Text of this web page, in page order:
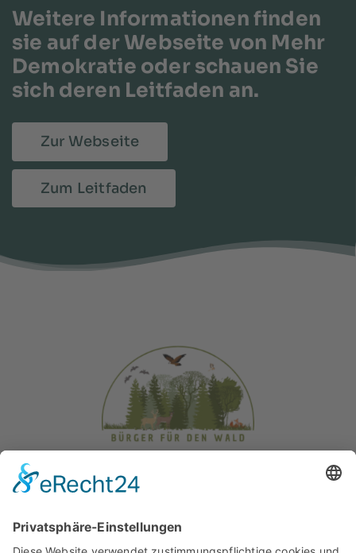
Weitere Informationen finden
sie auf der Webseite von Mehr
Demokratie oder schauen Sie
sich deren Leitfaden an.
Zur Webseite
Zum Leitfaden
nach oben Startseite